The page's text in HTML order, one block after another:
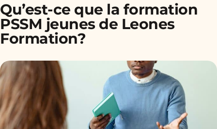
Qu’est-ce que la formation
PSSM jeunes de Leones
Formation?